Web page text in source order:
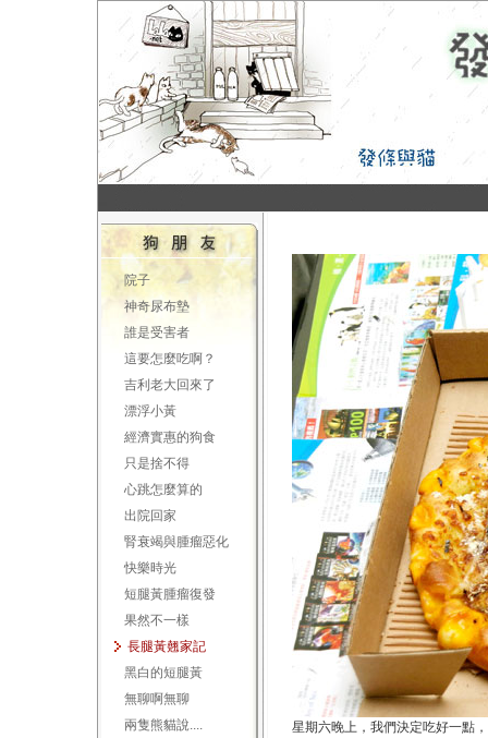
院子
神奇尿布墊
誰是受害者
這要怎麼吃啊？
吉利老大回來了
漂浮小黃
經濟實惠的狗食
只是捨不得
心跳怎麼算的
出院回家
腎衰竭與腫瘤惡化
快樂時光
短腿黃腫瘤復發
果然不一樣
長腿黃翹家記
黑白的短腿黃
無聊啊無聊
兩隻熊貓說....
星期六晚上，我們決定吃好一點